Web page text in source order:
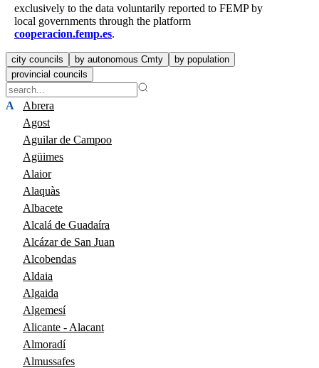
exclusively to the data voluntarily reported to FEMP by
local governments through the platform
cooperacion.femp.es.
city councils by autonomous Cmty
by population
provincial councils
A
Abrera
Agost
Aguilar de Campoo
Agüimes
Alaior
Alaquàs
Albacete
Alcalá de Guadaíra
Alcázar de San Juan
Alcobendas
Aldaia
Algaida
Algemesí
Alicante - Alacant
Almoradí
Almussafes